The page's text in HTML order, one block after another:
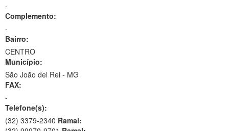
-
Complemento:
-
Bairro:
CENTRO
Município:
São João del Rei - MG
FAX:
-
Telefone(s):
(32) 3379-2340 Ramal: